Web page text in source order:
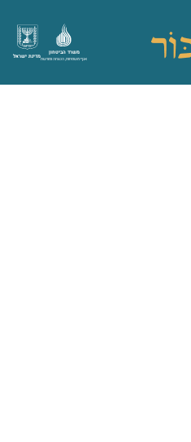
מדינת ישראל
משרד הביטחון
אגף משפחות, הנצחה ומורשת